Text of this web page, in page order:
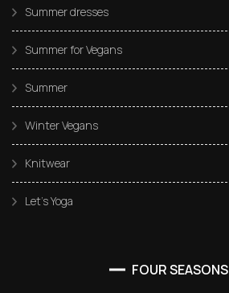
Summer dresses
Summer for Vegans
Summer
Winter Vegans
Knitwear
Let’s Yoga
FOUR SEASONS